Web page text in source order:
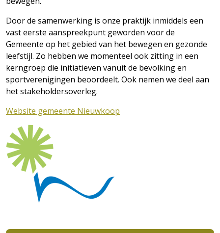
Door de samenwerking is onze praktijk inmiddels een
vast eerste aanspreekpunt geworden voor de
Gemeente op het gebied van het bewegen en gezonde
leefstijl. Zo hebben we momenteel ook zitting in een
kerngroep die initiatieven vanuit de bevolking en
sportverenigingen beoordeelt. Ook nemen we deel aan
het stakeholdersoverleg.
Website gemeente Nieuwkoop